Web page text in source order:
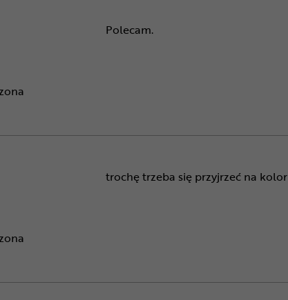
Polecam.
trochę trzeba się przyjrzeć na kolor